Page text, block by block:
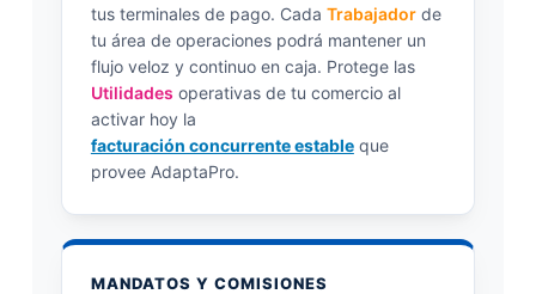
tus terminales de pago. Cada Trabajadorde
tu área de operaciones podrá mantener un
flujo veloz y continuo en caja. Protege las
Utilidades operativas de tu comercio al
activar hoy la
facturación concurrente estableque
provee AdaptaPro.
MANDATOS Y COMISIONES